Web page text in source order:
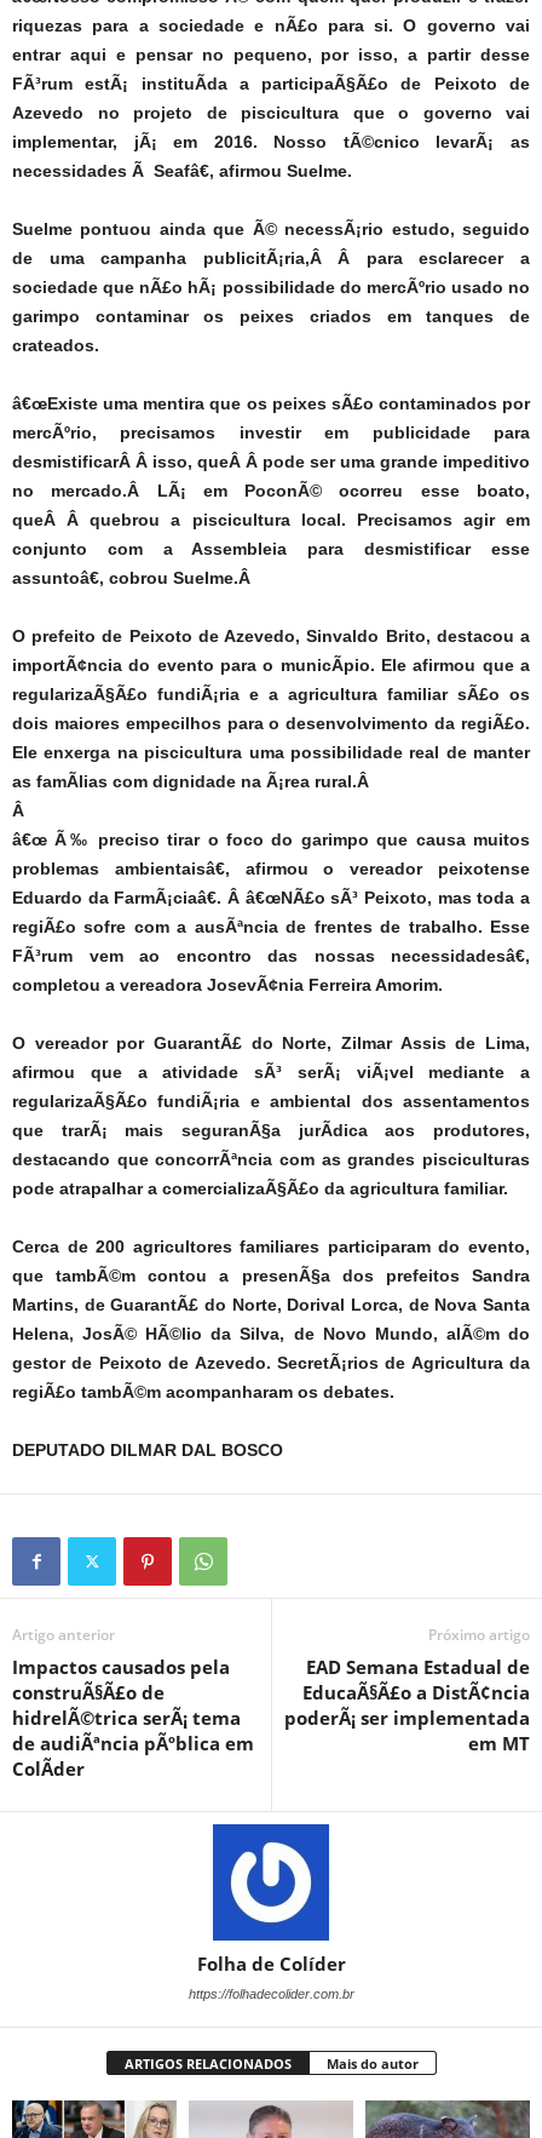
riquezas para a sociedade e nÃ£o para si. O governo vai
entrar aqui e pensar no pequeno, por isso, a partir desse
FÃ³rum estÃ¡ instituÃ­da a participaÃ§Ã£o de Peixoto de
Azevedo no projeto de piscicultura que o governo vai
implementar, jÃ¡ em 2016. Nosso tÃ©cnico levarÃ¡ as
necessidades Ã Seafâ€, afirmou Suelme.
Suelme pontuou ainda que Ã© necessÃ¡rio estudo, seguido
de uma campanha publicitÃ¡ria,Â Â para esclarecer a
sociedade que nÃ£o hÃ¡ possibilidade do mercÃºrio usado no
garimpo contaminar os peixes criados em tanques de
crateados.
â€œExiste uma mentira que os peixes sÃ£o contaminados por
mercÃºrio, precisamos investir em publicidade para
desmistificarÂ Â isso, queÂ Â pode ser uma grande impeditivo
no mercado.Â LÃ¡ em PoconÃ© ocorreu esse boato,
queÂ Â quebrou a piscicultura local. Precisamos agir em
conjunto com a Assembleia para desmistificar esse
assuntoâ€, cobrou Suelme.Â
O prefeito de Peixoto de Azevedo, Sinvaldo Brito, destacou a
importÃ¢ncia do evento para o municÃ­pio. Ele afirmou que a
regularizaÃ§Ã£o fundiÃ¡ria e a agricultura familiar sÃ£o os
dois maiores empecilhos para o desenvolvimento da regiÃ£o.
Ele enxerga na piscicultura uma possibilidade real de manter
as famÃ­lias com dignidade na Ã¡rea rural.Â
Â
â€œ Ã‰ preciso tirar o foco do garimpo que causa muitos
problemas ambientaisâ€, afirmou o vereador peixotense
Eduardo da FarmÃ¡ciaâ€. Â â€œNÃ£o sÃ³ Peixoto, mas toda a
regiÃ£o sofre com a ausÃªncia de frentes de trabalho. Esse
FÃ³rum vem ao encontro das nossas necessidadesâ€,
completou a vereadora JosevÃ¢nia Ferreira Amorim.
O vereador por GuarantÃ£ do Norte, Zilmar Assis de Lima,
afirmou que a atividade sÃ³ serÃ¡ viÃ¡vel mediante a
regularizaÃ§Ã£o fundiÃ¡ria e ambiental dos assentamentos
que trarÃ¡ mais seguranÃ§a jurÃ­dica aos produtores,
destacando que concorrÃªncia com as grandes pisciculturas
pode atrapalhar a comercializaÃ§Ã£o da agricultura familiar.
Cerca de 200 agricultores familiares participaram do evento,
que tambÃ©m contou a presenÃ§a dos prefeitos Sandra
Martins, de GuarantÃ£ do Norte, Dorival Lorca, de Nova Santa
Helena, JosÃ© HÃ©lio da Silva, de Novo Mundo, alÃ©m do
gestor de Peixoto de Azevedo. SecretÃ¡rios de Agricultura da
regiÃ£o tambÃ©m acompanharam os debates.
DEPUTADO DILMAR DAL BOSCO
Artigo anterior
Impactos causados pela
construÃ§Ã£o de
hidrelÃ©trica serÃ¡ tema
de audiÃªncia pÃºblica em
ColÃ­der
Próximo artigo
EAD Semana Estadual de
EducaÃ§Ã£o a DistÃ¢ncia
poderÃ¡ ser implementada
em MT
Folha de Colíder
https://folhadecolider.com.br
ARTIGOS RELACIONADOS Mais do autor